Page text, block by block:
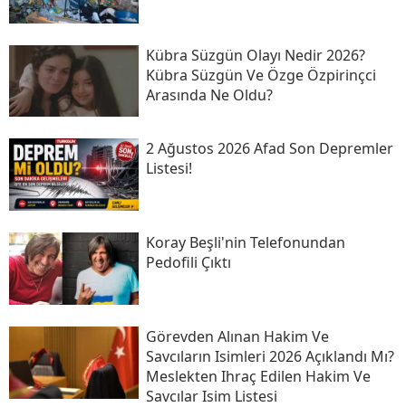
Kübra Süzgün Olayı Nedir 2026?
Kübra Süzgün Ve Özge Özpirinçci
Arasında Ne Oldu?
2 Ağustos 2026 Afad Son Depremler
Listesi!
Koray Beşli'nin Telefonundan
Pedofili Çıktı
Görevden Alınan Hakim Ve
Savcıların Isimleri 2026 Açıklandı Mı?
Meslekten Ihraç Edilen Hakim Ve
Savcılar Isim Listesi